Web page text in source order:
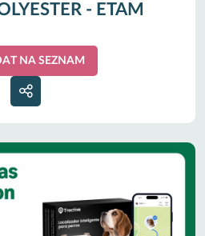
- ETAM
NA SEZNAM